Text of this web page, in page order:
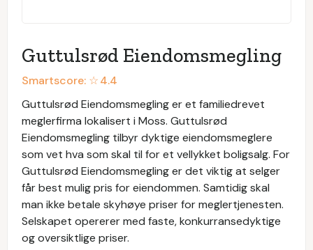
Guttulsrød Eiendomsmegling
Smartscore: ☆4.4
Guttulsrød Eiendomsmegling er et familiedrevet
meglerfirma lokalisert i Moss. Guttulsrød
Eiendomsmegling tilbyr dyktige eiendomsmeglere
som vet hva som skal til for et vellykket boligsalg. For
Guttulsrød Eiendomsmegling er det viktig at selger
får best mulig pris for eiendommen. Samtidig skal
man ikke betale skyhøye priser for meglertjenesten.
Selskapet opererer med faste, konkurransedyktige
og oversiktlige priser.